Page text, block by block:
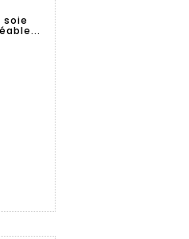
soie